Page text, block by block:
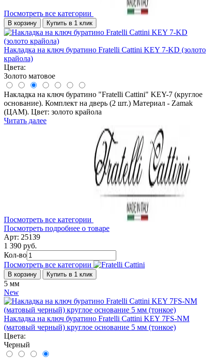
Посмотреть все категории
В корзину Купить в 1 клик
Накладка на ключ буратино Fratelli Cattini KEY 7-KD (золото
крайола)
Цвета:
Золото матовое
Накладка на ключ буратино "Fratelli Cattini" KEY-7 (круглое
основание). Комплект на дверь (2 шт.) Материал - Zamak
(ЦАМ). Цвет: золото крайола
Читать далее
Посмотреть все категории
Посмотреть подробнее о товаре
Арт: 25139
1 390 руб.
Кол-во
Посмотреть все категории
В корзину Купить в 1 клик
5 мм
New
Накладка на ключ буратино Fratelli Cattini KEY 7FS-NM
(матовый черный) круглое основание 5 мм (тонкое)
Цвета:
Черный